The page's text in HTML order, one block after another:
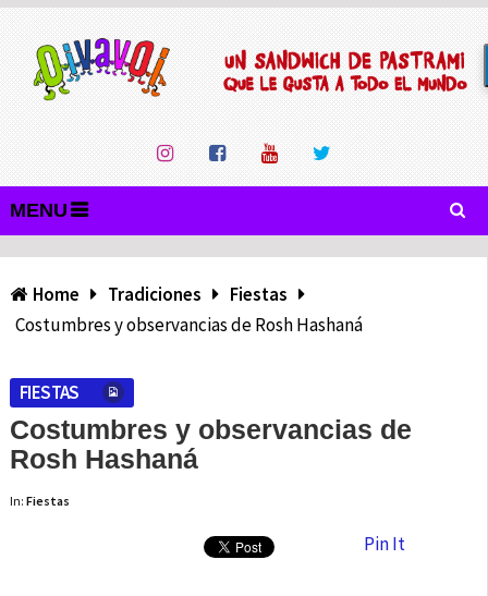
MENU
Home Tradiciones
Fiestas
Costumbres y observancias de Rosh Hashaná
FIESTAS
Costumbres y observancias de
Rosh Hashaná
In: Fiestas
Pin It